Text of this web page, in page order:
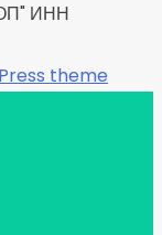
ИНН
theme